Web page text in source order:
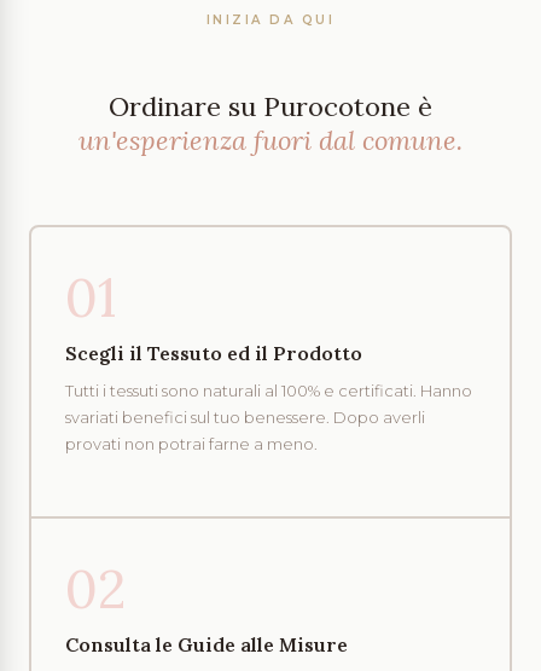
INIZIA DA QUI
Ordinare su Purocotone è
un'esperienza fuori dal comune.
01
Scegli il Tessuto ed il Prodotto
Tutti i tessuti sono naturali al 100% e certificati. Hanno
svariati benefici sul tuo benessere. Dopo averli
provati non potrai farne a meno.
02
Consulta le Guide alle Misure